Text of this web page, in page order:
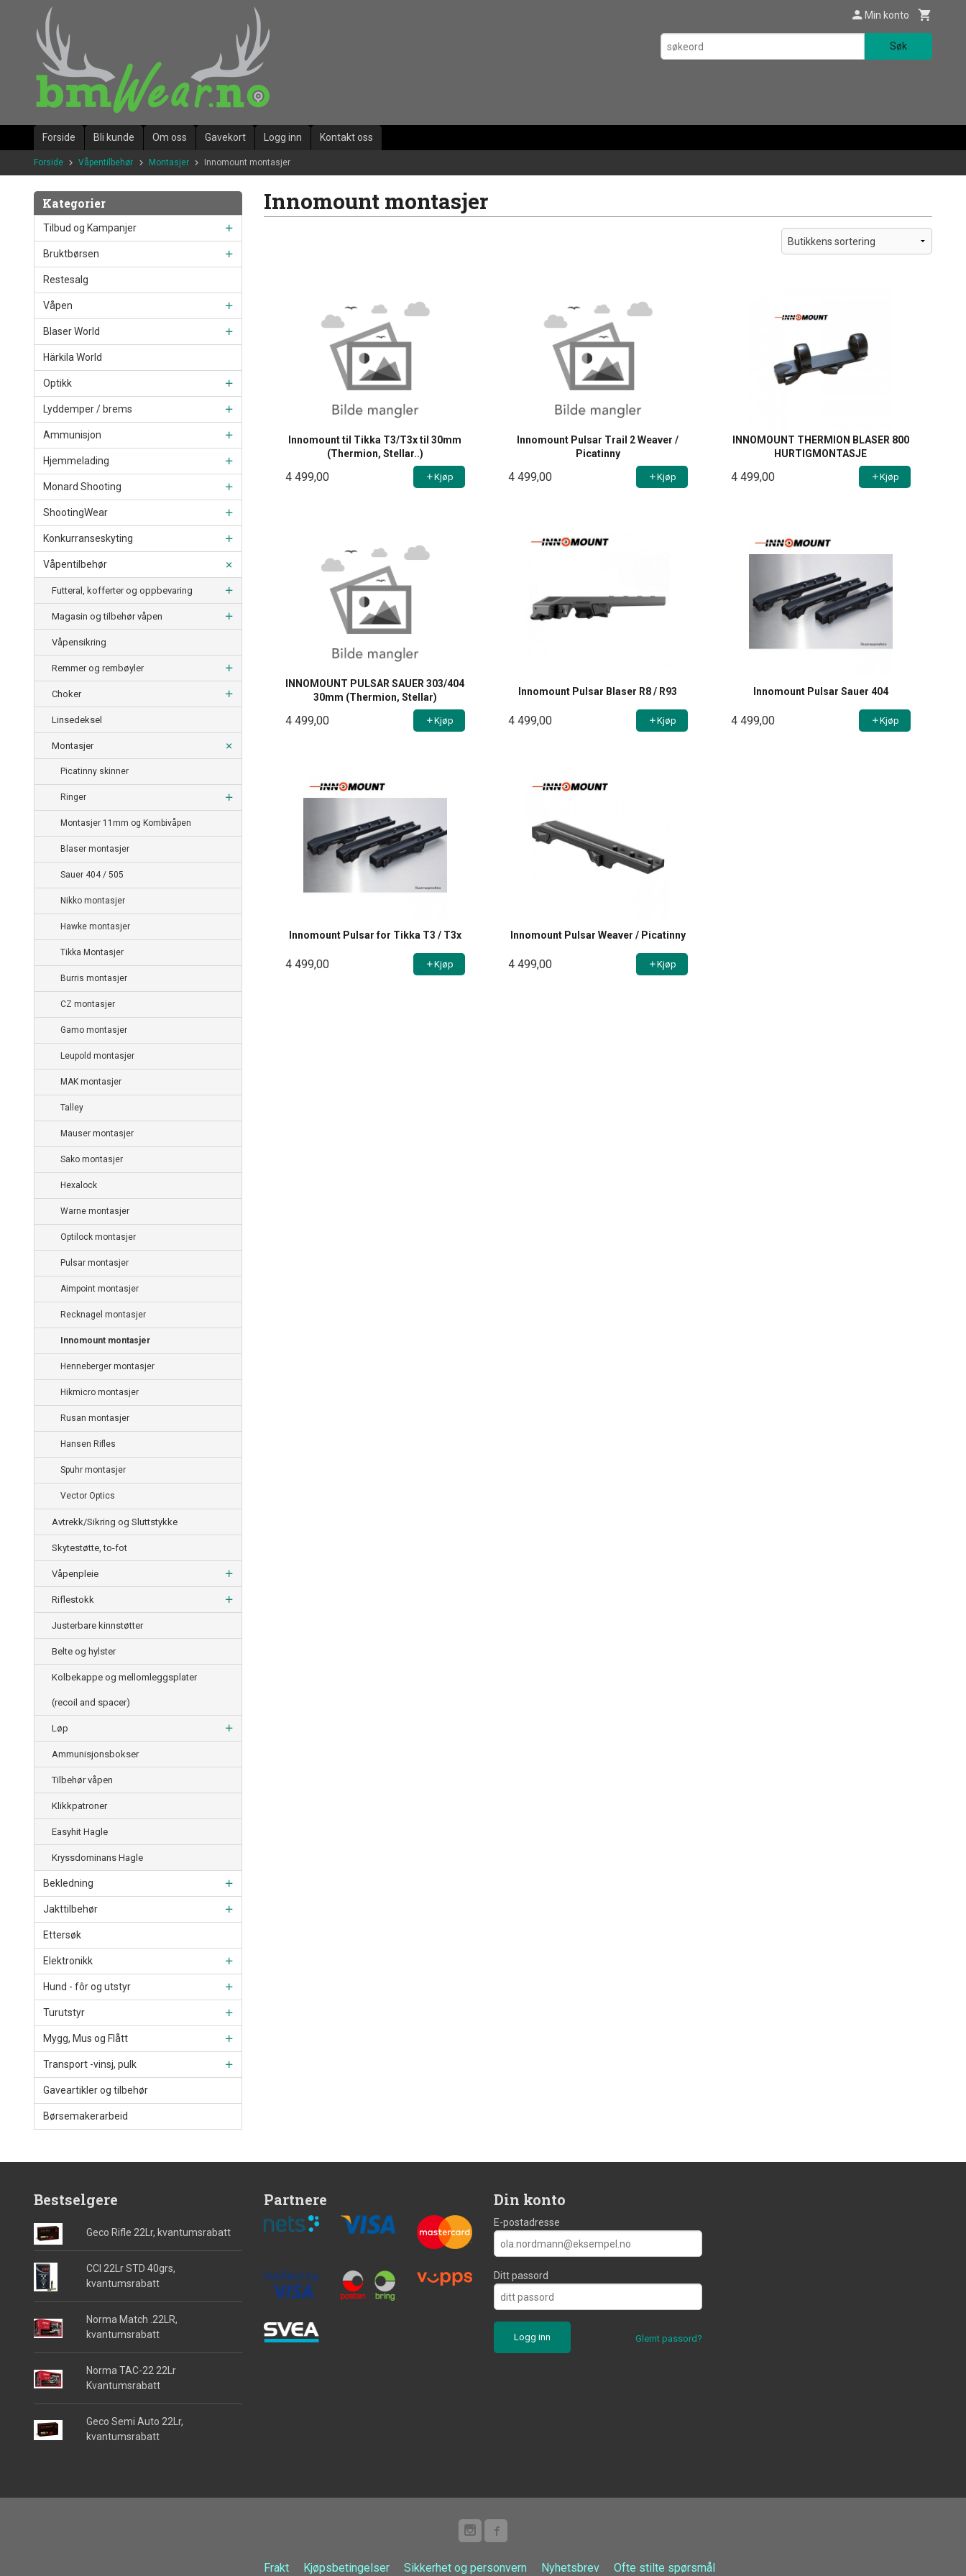
innholdet
Min konto
Søk
Forside Bli kunde Om oss Gavekort Logg inn Kontakt oss
Forside Våpentilbehør Montasjer Innomount montasjer
Kategorier
Tilbud og Kampanjer
Bruktbørsen
Restesalg
Våpen
Blaser World
Härkila World
Optikk
Lyddemper / brems
Ammunisjon
Hjemmelading
Monard Shooting
ShootingWear
Konkurranseskyting
Våpentilbehør
Futteral, kofferter og oppbevaring
Magasin og tilbehør våpen
Våpensikring
Remmer og rembøyler
Choker
Linsedeksel
Montasjer
Picatinny skinner
Ringer
Montasjer 11mm og Kombivåpen
Blaser montasjer
Sauer 404 / 505
Nikko montasjer
Hawke montasjer
Tikka Montasjer
Burris montasjer
CZ montasjer
Gamo montasjer
Leupold montasjer
MAK montasjer
Talley
Mauser montasjer
Sako montasjer
Hexalock
Warne montasjer
Optilock montasjer
Pulsar montasjer
Aimpoint montasjer
Recknagel montasjer
Innomount montasjer
Henneberger montasjer
Hikmicro montasjer
Rusan montasjer
Hansen Rifles
Spuhr montasjer
Vector Optics
Avtrekk/Sikring og Sluttstykke
Skytestøtte, to-fot
Våpenpleie
Riflestokk
Justerbare kinnstøtter
Belte og hylster
Kolbekappe og mellomleggsplater
(recoil and spacer)
Løp
Ammunisjonsbokser
Tilbehør våpen
Klikkpatroner
Easyhit Hagle
Kryssdominans Hagle
Bekledning
Jakttilbehør
Ettersøk
Elektronikk
Hund - fôr og utstyr
Turutstyr
Mygg, Mus og Flått
Transport -vinsj, pulk
Gaveartikler og tilbehør
Børsemakerarbeid
Innomount montasjer
Innomount til Tikka T3/T3x til 30mm
(Thermion, Stellar..)
4 499,00 Kjøp
Innomount Pulsar Trail 2 Weaver /
Picatinny
4 499,00 Kjøp
INNOMOUNT THERMION BLASER 800
HURTIGMONTASJE
4 499,00 Kjøp
INNOMOUNT PULSAR SAUER 303/404
30mm (Thermion, Stellar)
4 499,00 Kjøp
Innomount Pulsar Blaser R8 / R93
4 499,00 Kjøp
Innomount Pulsar Sauer 404
4 499,00 Kjøp
Innomount Pulsar for Tikka T3 / T3x
4 499,00 Kjøp
Innomount Pulsar Weaver / Picatinny
4 499,00 Kjøp
Bestselgere
Geco Rifle 22Lr, kvantumsrabatt
CCI 22Lr STD 40grs,
kvantumsrabatt
Norma Match .22LR,
kvantumsrabatt
Norma TAC-22 22Lr
Kvantumsrabatt
Geco Semi Auto 22Lr,
kvantumsrabatt
Partnere Din konto
E-postadresse
Ditt passord
Glemt passord?
Frakt Kjøpsbetingelser Sikkerhet og personvern Nyhetsbrev Ofte stilte spørsmål